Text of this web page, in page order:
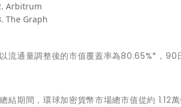
Arbitrum
The Graph
流通量調整後的市值覆蓋率為80.65%*，90
結期間，環球加密貨幣市場總市值從約